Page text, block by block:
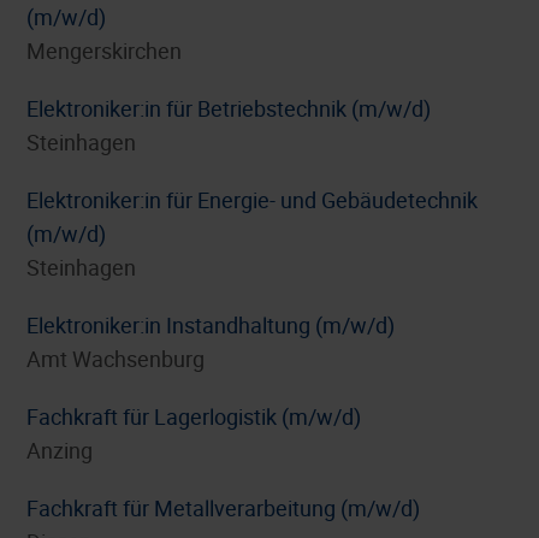
(m/w/d)
Mengerskirchen
Elektroniker:in für Betriebstechnik (m/w/d)
Steinhagen
Elektroniker:in für Energie- und Gebäudetechnik
(m/w/d)
Steinhagen
Elektroniker:in Instandhaltung (m/w/d)
Amt Wachsenburg
Fachkraft für Lagerlogistik (m/w/d)
Anzing
Fachkraft für Metallverarbeitung (m/w/d)